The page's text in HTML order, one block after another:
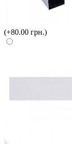
(+80.00 грн.)